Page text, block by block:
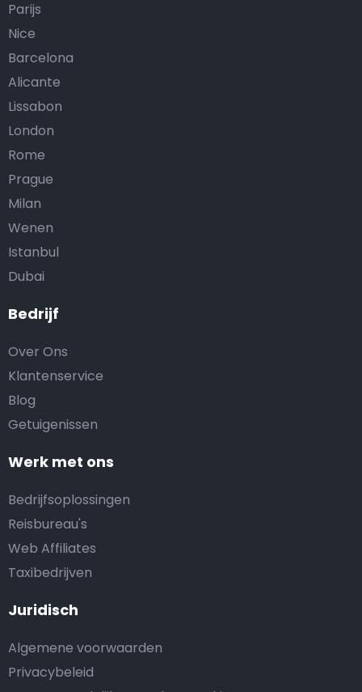
Bedrijf
Over Ons
Klantenservice
Blog
Getuigenissen
Werk met ons
Bedrijfsoplossingen
Reisbureau's
Web Affiliates
Taxibedrijven
Juridisch
Algemene voorwaarden
Privacybeleid
Parijs
Nice
Barcelona
Alicante
Lissabon
London
Rome
Prague
Milan
Wenen
Istanbul
Dubai